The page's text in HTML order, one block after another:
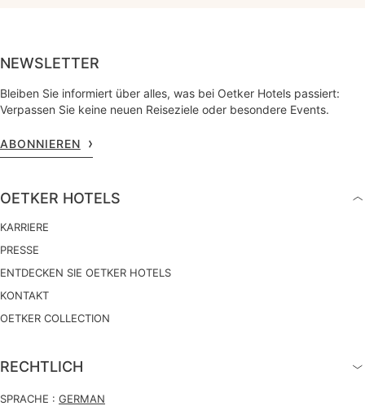
NEWSLETTER
Bleiben Sie informiert über alles, was bei Oetker Hotels passiert:
Verpassen Sie keine neuen Reiseziele oder besondere Events.
ABONNIEREN
OETKER HOTELS
KARRIERE
PRESSE
ENTDECKEN SIE OETKER HOTELS
KONTAKT
OETKER COLLECTION
RECHTLICH
SPRACHE : GERMAN